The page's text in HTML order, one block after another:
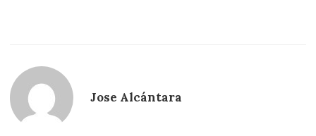
Jose Alcántara